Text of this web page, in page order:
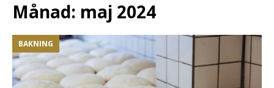
Månad: maj 2024
BAKNING